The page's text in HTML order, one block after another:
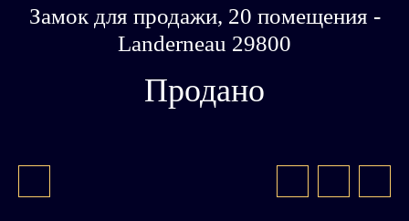
Замок для продажи, 20 помещения -
Landerneau 29800
Продано